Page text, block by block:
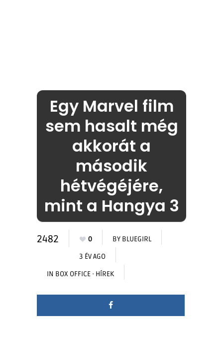
Egy Marvel film
sem hasalt még
akkorát a
második
hétvégéjére,
mint a Hangya 3
2482 0 BY BLUEGIRL
3 ÉV AGO
IN BOX OFFICE · HÍREK